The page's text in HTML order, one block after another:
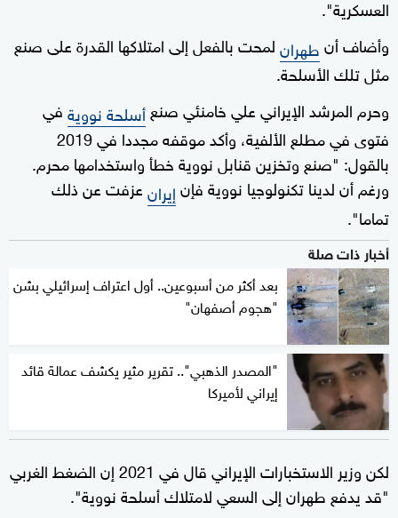
العسكرية".
وأضاف أنطهرانلمحت بالفعل إلى امتلاكها القدرة على صنع
مثل تلك الأسلحة.
وحرم المرشد الإيراني علي خامنئي صنعأسلحة نوويةفي
فتوى في مطلع الألفية، وأكد موقفه مجددا في 2019
بالقول: "صنع وتخزين قنابل نووية خطأ واستخدامها محرم.
ورغم أن لدينا تكنولوجيا نووية فإنإيرانعزفت عن ذلك
تماما".
أخبار ذات صلة
بعد أكثر من أسبوعين.. أول اعتراف إسرائيلي بشن
"هجوم أصفهان"
"المصدر الذهبي".. تقرير مثير يكشف عمالة قائد
إيراني لأميركا
لكن وزير الاستخبارات الإيراني قال في 2021 إن الضغط الغربي
"قد يدفع طهران إلى السعي لامتلاك أسلحة نووية".